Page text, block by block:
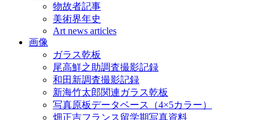
物故者記事
美術界年史
Art news articles
画像
ガラス乾板
尾高鮮之助調査撮影記録
和田新調査撮影記録
新海竹太郎関連ガラス乾板
写真原板データベース（4×5カラー）
畑正吉フランス留学期写真資料